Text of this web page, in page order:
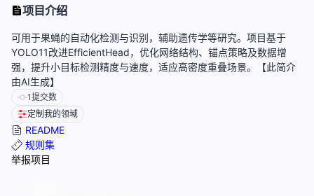
项目介绍
可用于果蝇的自动化检测与识别，辅助遗传学等研究。项目基于
YOLO11改进EfficientHead，优化网络结构、锚点策略及数据增
强，提升小目标检测精度与速度，适应高密度重叠场景。【此简介
由AI生成】
1提交数
定制我的领域
README
规则集
举报项目